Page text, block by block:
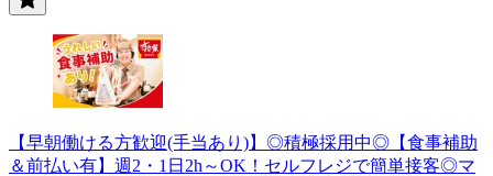
【早朝働ける方歓迎(手当あり)】◎積極採用中◎【食事補助
＆前払い有】週2・1日2h～OK！セルフレジで簡単接客◎マ